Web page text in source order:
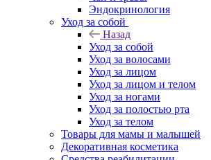
Эндокринология
Уход за собой
Назад
Уход за собой
Уход за волосами
Уход за лицом
Уход за лицом и телом
Уход за ногами
Уход за полостью рта
Уход за телом
Товары для мамы и малышей
Декоративная косметика